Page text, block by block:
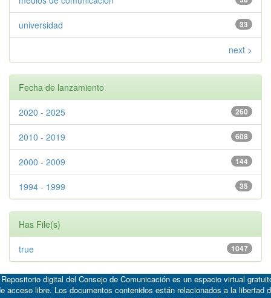
33
universidad
next >
Fecha de lanzamiento
260
2020 - 2025
608
2010 - 2019
144
2000 - 2009
35
1994 - 1999
Has File(s)
1047
true
digital del Consejo de Comunicación es un espacio virtual
acceso libre. Los documentos contenidos están relacionados a la libertad